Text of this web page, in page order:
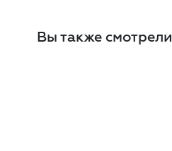
Вы также смотрели